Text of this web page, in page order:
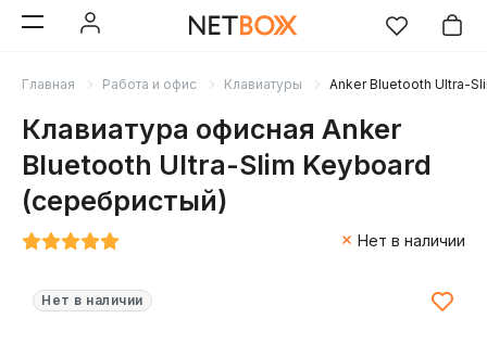
Главная Работа и офис Клавиатуры Anker Bluetooth Ultra-
Клавиатура офисная Anker
Bluetooth Ultra-Slim Keyboard
(серебристый)
Нет в наличии
Нет в наличии